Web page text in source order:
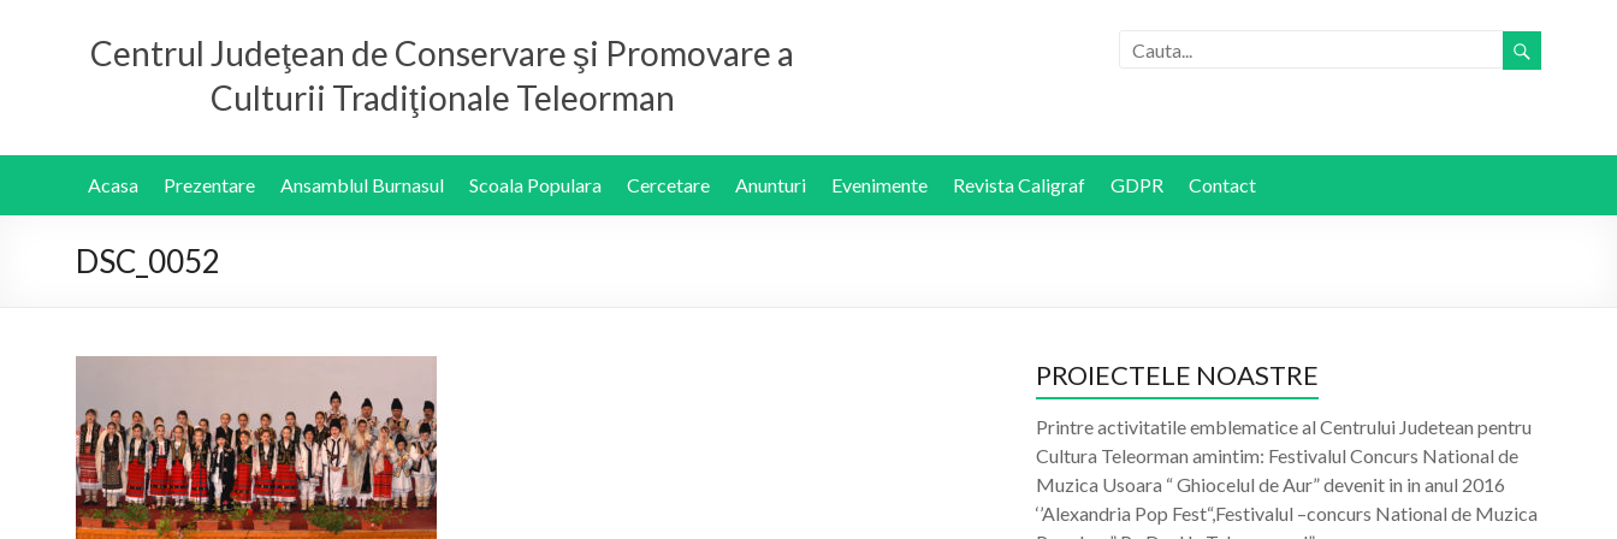
Centrul Judeţean de Conservare şi Promovare a
Culturii Tradiţionale Teleorman
Acasa Prezentare Ansamblul Burnasul Scoala Populara Cercetare Anunturi Evenimente Revista Caligraf GDPR Contact
DSC_0052
PROIECTELE NOASTRE
Printre activitatile emblematice al Centrului Judetean pentru
Cultura Teleorman amintim: Festivalul Concurs National de
Muzica Usoara “ Ghiocelul de Aur” devenit in in anul 2016
‘’Alexandria Pop Fest“,Festivalul –concurs National de Muzica